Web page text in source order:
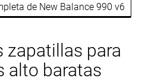
de New Balance 990 v6
zapatillas para
alto baratas